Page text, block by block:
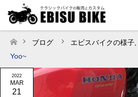
ホーム
ブログ エビスバイクの様子
Yoo~
2022
MAR
21